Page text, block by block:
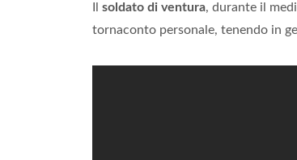
soldato di ventura, durante il
tornaconto personale, tenendo in